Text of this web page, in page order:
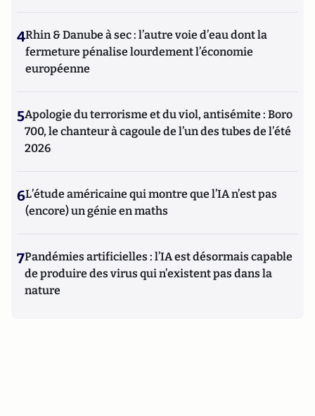
4Rhin & Danube à sec : l’autre voie d’eau dont la
fermeture pénalise lourdement l’économie
européenne
5Apologie du terrorisme et du viol, antisémite : Boro
700, le chanteur à cagoule de l’un des tubes de l’été
2026
6L’étude américaine qui montre que l’IA n’est pas
(encore) un génie en maths
7Pandémies artificielles : l’IA est désormais capable
de produire des virus qui n’existent pas dans la
nature